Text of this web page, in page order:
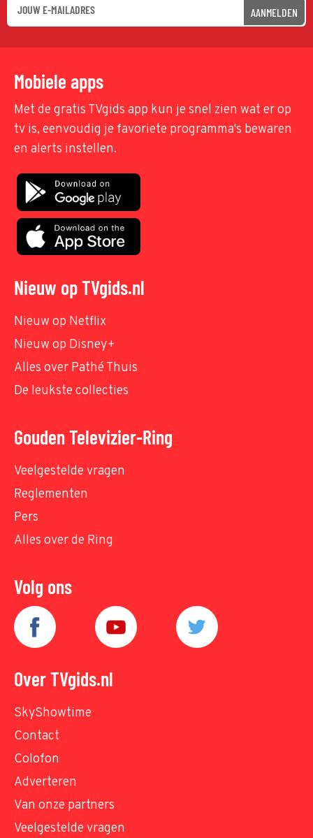
AANMELDEN
Mobiele apps
Met de gratis TVgids app kun je snel zien wat er op
tv is, eenvoudig je favoriete programma's bewaren
en alerts instellen.
Nieuw op TVgids.nl
Nieuw op Netflix
Nieuw op Disney+
Alles over Pathé Thuis
De leukste collecties
Gouden Televizier-Ring
Veelgestelde vragen
Reglementen
Pers
Alles over de Ring
Volg ons
Over TVgids.nl
SkyShowtime
Contact
Colofon
Adverteren
Van onze partners
Veelgestelde vragen